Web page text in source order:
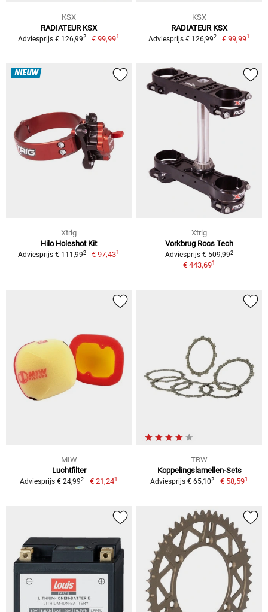
KSX
RADIATEUR KSX
Adviesprijs € 126,992 € 99,991
KSX
RADIATEUR KSX
Adviesprijs € 126,992 € 99,991
NIEUW
Xtrig
Hilo Holeshot Kit
Adviesprijs € 111,992 € 97,431
Xtrig
Vorkbrug Rocs Tech
Adviesprijs € 509,992
€ 443,691
MIW
Luchtfilter
Adviesprijs € 24,992 € 21,241
TRW
Koppelingslamellen-Sets
Adviesprijs € 65,102 € 58,591